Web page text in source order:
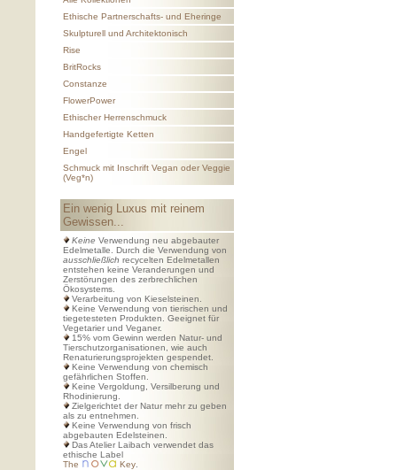
Ethische Partnerschafts- und Eheringe
Skulpturell und Architektonisch
Rise
BritRocks
Constanze
FlowerPower
Ethischer Herrenschmuck
Handgefertigte Ketten
Engel
Schmuck mit Inschrift Vegan oder Veggie
(Veg*n)
Ein wenig Luxus mit reinem
Gewissen...
Keine Verwendung neu abgebauter
Edelmetalle. Durch die Verwendung von
ausschließlich recycelten Edelmetallen
entstehen keine Veranderungen und
Zerstörungen des zerbrechlichen
Ökosystems.
Verarbeitung von Kieselsteinen.
Keine Verwendung von tierischen und
tiegetesteten Produkten. Geeignet für
Vegetarier und Veganer.
15% vom Gewinn werden Natur- und
Tierschutzorganisationen, wie auch
Renaturierungsprojekten gespendet.
Keine Verwendung von chemisch
gefährlichen Stoffen.
Keine Vergoldung, Versilberung und
Rhodinierung.
Zielgerichtet der Natur mehr zu geben
als zu entnehmen.
Keine Verwendung von frisch
abgebauten Edelsteinen.
Das Atelier Laibach verwendet das
ethische Label
The
Key